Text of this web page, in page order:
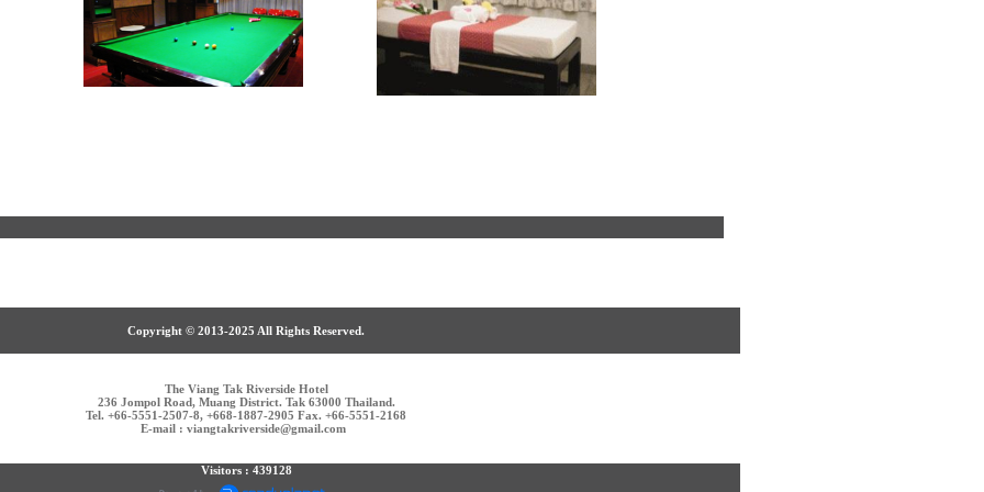
Copyright © 2013-2025 All Rights Reserved.
The Viang Tak Riverside Hotel
236 Jompol Road, Muang District. Tak 63000 Thailand.
Tel. +66-5551-2507-8, +668-1887-2905 Fax. +66-5551-2168
E-mail : viangtakriverside@gmail.com
Visitors : 439128